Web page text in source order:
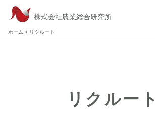
株式会社農業総合研究所
ホーム > リクルート
リクルート